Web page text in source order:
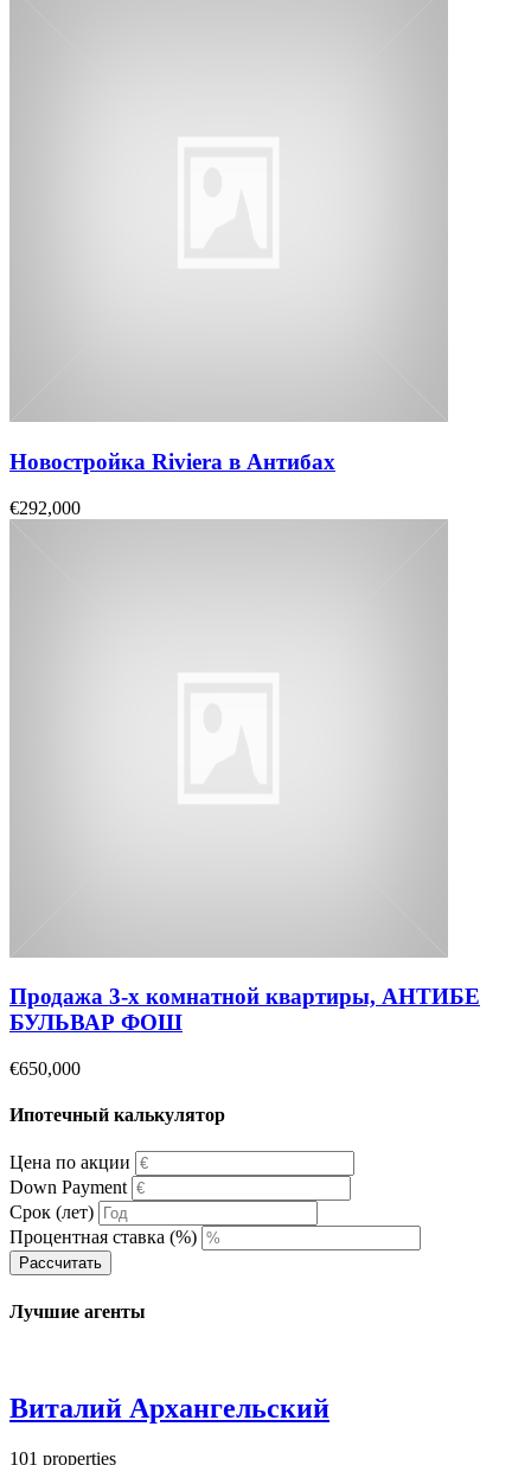
Новостройка Riviera в Антибах
€292,000
Продажа 3-х комнатной квартиры, АНТИБЕ
БУЛЬВАР ФОШ
€650,000
Ипотечный калькулятор
Цена по акции
Down Payment
Срок (лет)
Процентная ставка (%)
Рассчитать
Лучшие агенты
Виталий Архангельский
101 properties